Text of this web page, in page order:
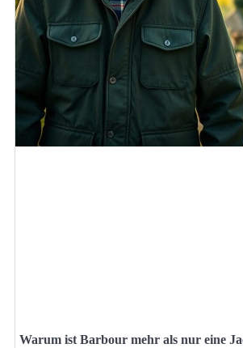
Warum ist Barbour mehr als nur eine